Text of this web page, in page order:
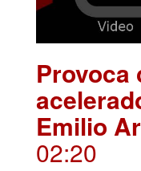
Provoca
Emilio
02:20